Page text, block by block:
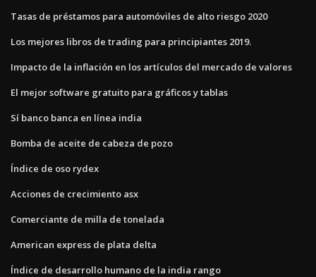
Tasas de préstamos para automóviles de alto riesgo 2020
Los mejores libros de trading para principiantes 2019.
Impacto de la inflación en los artículos del mercado de valores
El mejor software gratuito para gráficos y tablas
Sí banco banca en línea india
Bomba de aceite de cabeza de pozo
Índice de oso rydex
Acciones de crecimiento asx
Comerciante de milla de tonelada
American express de plata delta
Índice de desarrollo humano de la india rango